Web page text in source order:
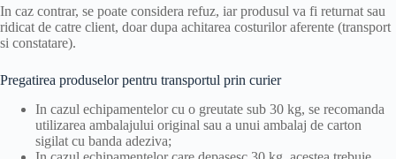
In caz contrar, se poate considera refuz, iar produsul va fi returnat sau
ridicat de catre client, doar dupa achitarea costurilor aferente (transport
si constatare).
Pregatirea produselor pentru transportul prin curier
In cazul echipamentelor cu o greutate sub 30 kg, se recomanda
utilizarea ambalajului original sau a unui ambalaj de carton
sigilat cu banda adeziva;